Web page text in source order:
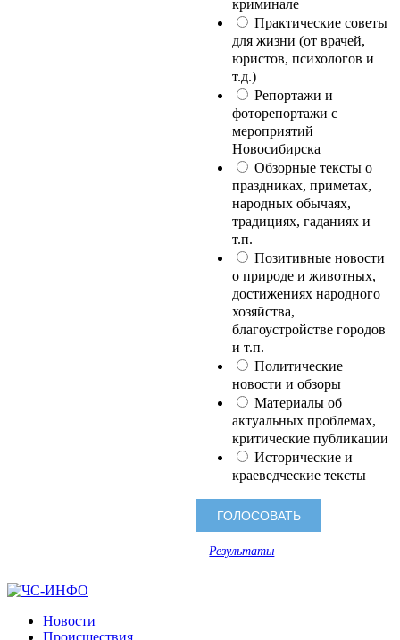
криминале
Практические советы
для жизни (от врачей,
юристов, психологов и
т.д.)
Репортажи и
фоторепортажи с
мероприятий
Новосибирска
Обзорные тексты о
праздниках, приметах,
народных обычаях,
традициях, гаданиях и
т.п.
Позитивные новости
о природе и животных,
достижениях народного
хозяйства,
благоустройстве городов
и т.п.
Политические
новости и обзоры
Материалы об
актуальных проблемах,
критические публикации
Исторические и
краеведческие тексты
Результаты
Новости